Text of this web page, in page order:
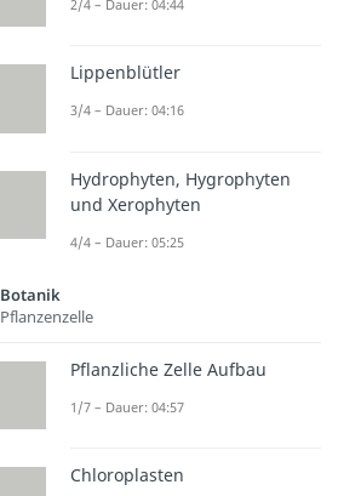
2/4 – Dauer: 04:44
Lippenblütler
3/4 – Dauer: 04:16
Hydrophyten, Hygrophyten
und Xerophyten
4/4 – Dauer: 05:25
Botanik
Pflanzenzelle
Pflanzliche Zelle Aufbau
1/7 – Dauer: 04:57
Chloroplasten